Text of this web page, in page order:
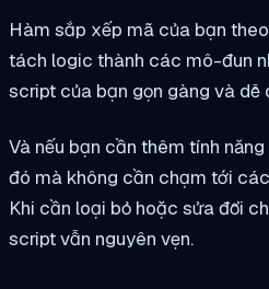
Hàm sắp xếp mã của bạn
tách logic thành các mô-đun
script của bạn gọn gàng và dễ
Và nếu bạn cần thêm tính
đó mà không cần chạm tới
Khi cần loại bỏ hoặc sửa đổi
script vẫn nguyên vẹn.